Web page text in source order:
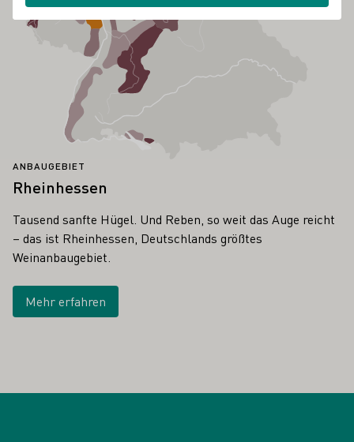
ANBAUGEBIET
Rheinhessen
Tausend sanfte Hügel. Und Reben, so weit das Auge reicht
– das ist Rheinhessen, Deutschlands größtes
Weinanbaugebiet.
Mehr erfahren